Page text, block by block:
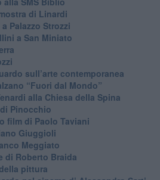
di Linardi
Palazzo Strozzi
a San Miniato
sull’arte contemporanea
“Fuori dal Mondo”
alla Chiesa della Spina
Pinocchio
film di Paolo Taviani
Giuggioli
Meggiato
di Roberto Braida
pittura